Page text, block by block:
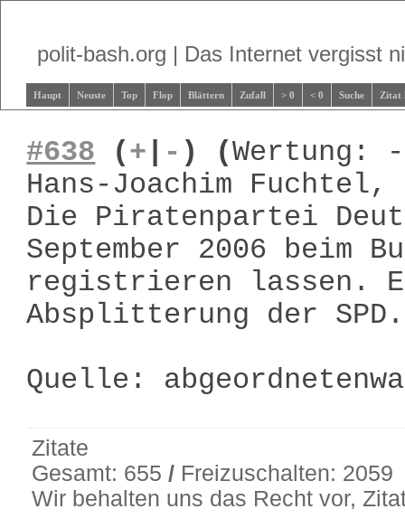
polit-bash.org | Das Internet vergisst
Haupt Neuste Top Flop Blättern Zufall > 0 < 0 Suche Zitat
#638 (+ - ) (Wertung: -
Hans-Joachim Fuchtel,
Die Piratenpartei
September 2006 beim
registrieren lassen.
Absplitterung der SPD.
Quelle:
Zitate
Gesamt: 655/ Freizuschalten: 2059
Wir behalten uns das Recht vor,